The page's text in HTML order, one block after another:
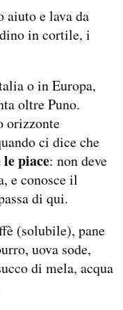
e lava da
in cortile, i
o in Europa,
oltre Puno.
orizzonte
ci dice che
piace: non deve
e conosce il
di qui.
(solubile), pane
uova sode,
di mela, acqua